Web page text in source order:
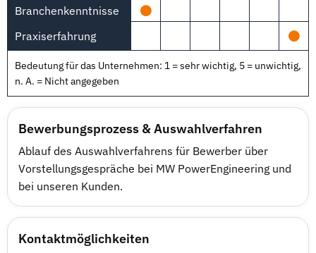
Branchenkenntnisse
Praxiserfahrung
Bedeutung für das Unternehmen: 1 = sehr wichtig, 5 = unwichtig,
n. A. = Nicht angegeben
Bewerbungsprozess & Auswahlverfahren
Ablauf des Auswahlverfahrens für Bewerber über
Vorstellungsgespräche bei MW PowerEngineering und
bei unseren Kunden.
Kontaktmöglichkeiten